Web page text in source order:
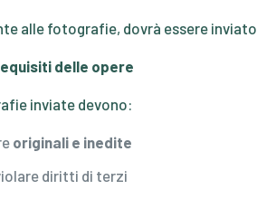
alle fotografie, dovrà essere inviato
delle opere
inviate devono:
originali e inedite
diritti di terzi